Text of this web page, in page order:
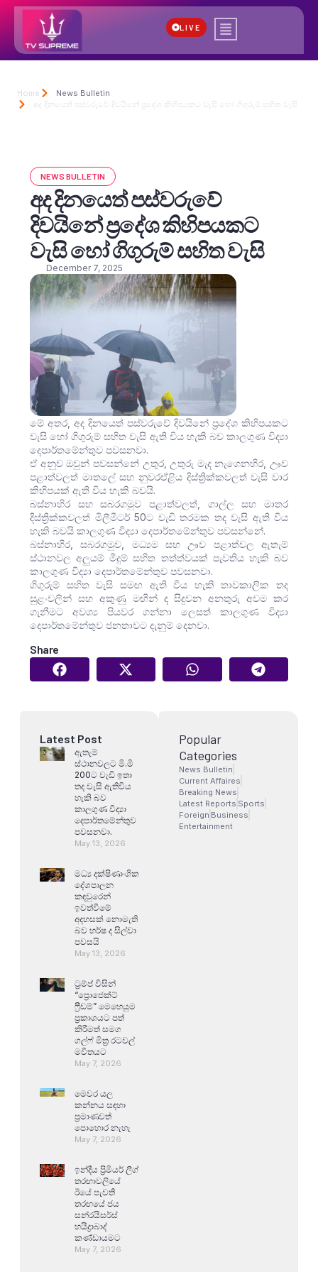
LIVE
Home
News Bulletin
අද දිනයෙත් පස්වරුවේ දිවයිනේ ප්‍රදේශ කිහිපයකට වැසි හෝ ගිගුරුම් සහිත වැසි
NEWS BULLETIN
අද දිනයෙත් පස්වරුවේ
දිවයිනේ ප්‍රදේශ කිහිපයකට
වැසි හෝ ගිගුරුම් සහිත වැසි
December 7, 2025
මේ අතර, අද දිනයෙත් පස්වරුවේ දිවයිනේ ප්‍රදේශ කිහිපයකට
වැසි හෝ ගිගුරුම් සහිත වැසි ඇති විය හැකි බව කාලගුණ විද්‍යා
දෙපාර්තමේන්තුව පවසනවා.
ඒ අනුව ඔවුන් පවසන්නේ උතුර, උතුරු මැද නැගෙනහිර, ඌව
පළාත්වලත් මාතලේ සහ නුවරඒළිය දිස්ත්‍රික්කවලත් වැසි වාර
කිහිපයක් ඇති විය හැකි බවයි.
බස්නාහිර සහ සබරගමුව පළාත්වලත්, ගාල්ල සහ මාතර
දිස්ත්‍රික්කවලත් මිලීමීටර් 50ට වැඩි තරමක තද වැසි ඇති විය
හැකි බව‍යි කාලගුණ විද්‍යා දෙපාර්තමේන්තුව පවසන්නේ.
බස්නාහිර, සබරගමුව, මධ්‍යම සහ ඌව පළාත්වල ඇතැම්
ස්ථානවල අලුයම් මීදුම් සහිත තත්ත්වයක් පැවතිය හැකි බව
කාලගුණ විද්‍යා දෙපාර්තමේන්තුව පවසනවා.
ගිගුරුම් සහිත වැසි සමඟ ඇති විය හැකි තාවකාලික තද
සුළංවලින් සහ අකුණු මඟින් ද සිදුවන අනතුරු අවම කර
ගැනීමට අවශ්‍ය පියවර ගන්නා ලෙසත් කාලගුණ විද්‍යා
දෙපාර්තමේන්තුව ජනතාවට දැනුම් දෙනවා.
Share
Latest Post
ඇතැම්
ස්ථානවලට මි.මි
200ට වැඩි ඉතා
තද වැසි ඇතිවිය
හැකි බව
කාලගුණ විද්‍යා
දෙපාර්තමේන්තුව
පවසනවා.
May 13, 2026
මධ්‍ය දක්ෂිණාංශික
දේශපාලන
කඳවුරෙන්
ඉවත්වීමේ
අදහසක් නොමැති
බව හර්ෂ ද සිල්වා
පවසයි
May 13, 2026
ට්‍රම්ප් විසින්
“ප්‍රොජෙක්ට්
ෆ්‍රීඩම්” මෙහෙයුම
ප්‍රකාශයට පත්
කිරීමත් සමග
ගල්ෆ් මිත්‍ර රටවල්
මවිතයට
May 7, 2026
මෙවර යල
කන්නය සඳහා
ප්‍රමාණවත්
පොහොර නැහැ
May 7, 2026
ඉන්දීය ප්‍රිමියර් ලීග්
තරඟාවලියේ
ඊයේ පැවති
තරඟයේ ජය
සන්රයිසර්ස්
හයිද්‍රාබාද්
කණ්ඩායමට
May 7, 2026
Popular
Categories
News Bulletin
Current Affaires
Breaking News
Latest Reports Sports
Foreign Business
Entertainment